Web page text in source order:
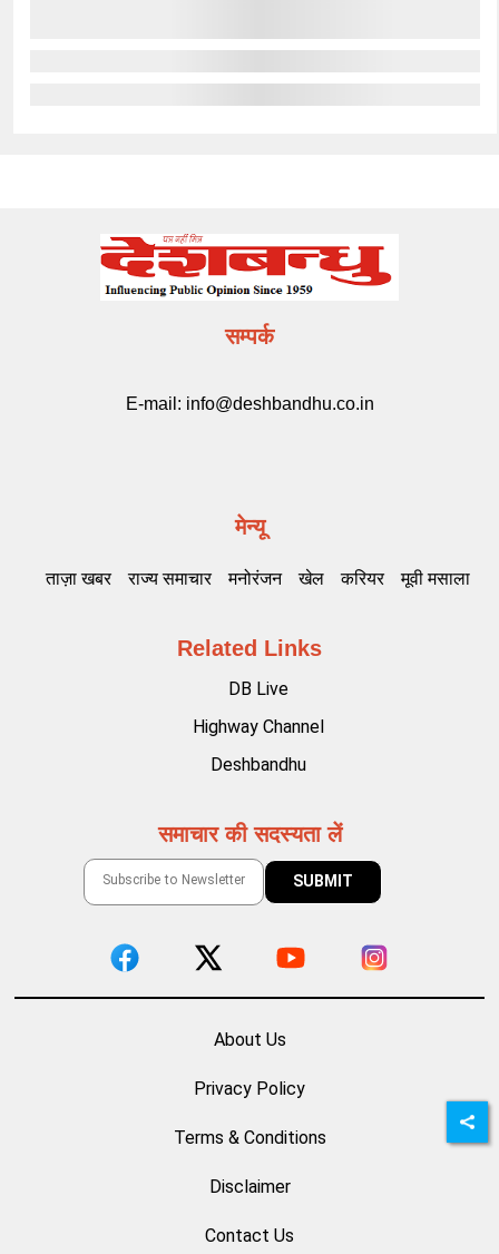
सम्पर्क
E-mail: info@deshbandhu.co.in
मेन्यू
ताज़ा खबर राज्य समाचार मनोरंजन खेल करियर मूवी मसाला
Related Links
DB Live
Highway Channel
Deshbandhu
समाचार की सदस्यता लें
About Us
Privacy Policy
Terms & Conditions
Disclaimer
Contact Us